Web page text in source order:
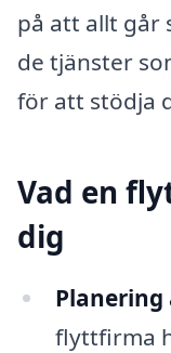
på att allt går
de tjänster
för att stödja
Vad en
dig
flyttfirma